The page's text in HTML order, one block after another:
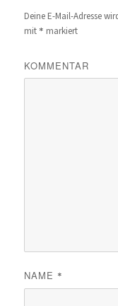
Deine E-Mail-Adresse
mit * markiert
KOMMENTAR
NAME *